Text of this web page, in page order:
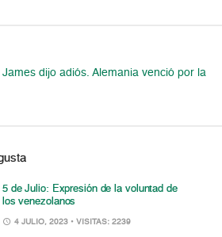
dijo adiós. Alemania venció por la
5 de Julio: Expresión de la voluntad de
los venezolanos
4 JULIO, 2023 • VISITAS: 2239